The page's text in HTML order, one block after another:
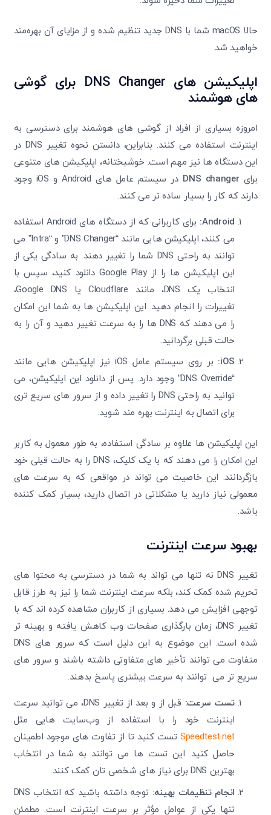
حالا macOS شما با DNS جدید تنظیم شده و از مزایای آن بهره‌مند
خواهید شد.
اپلیکیشن‌ های DNS Changer برای گوشی‌
های هوشمند
امروزه بسیاری از افراد از گوشی‌ های هوشمند برای دسترسی به
اینترنت استفاده می ‌کنند. بنابراین، دانستن نحوه تغییر DNS در
این دستگاه ‌ها نیز مهم است. خوشبختانه، اپلیکیشن ‌های متنوعی
برای DNS changer
در سیستم‌ عامل ‌های Android و iOS وجود
دارند که کار را بسیار ساده ‌تر می ‌کنند.
Android
:
برای کاربرانی که از دستگاه ‌های Android استفاده
می ‌کنند، اپلیکیشن‌ هایی مانند “DNS Changer” و “Intra” می
‌توانند به راحتی DNS شما را تغییر دهند. به سادگی یکی از
این اپلیکیشن‌ ها را از Google Play دانلود کنید، سپس با
انتخاب یک DNS، مانند Cloudflare یا Google DNS،
تغییرات را انجام دهید. این اپلیکیشن ‌ها به شما این امکان
را می ‌دهند که DNS‌
ها را به سرعت تغییر دهید و آن را به
حالت قبلی برگردانید.
iOS
:
بر روی سیستم ‌عامل iOS نیز اپلیکیشن‌ هایی مانند
“DNS Override” وجود دارد. پس از دانلود این اپلیکیشن، می
‌توانید به راحتی DNS را تغییر داده و از سرور های سریع ‌تری
برای اتصال به اینترنت بهره ‌مند شوید.
این اپلیکیشن‌ ها علاوه بر سادگی استفاده، به طور معمول به کاربر
این امکان را می‌ دهند که با یک کلیک، DNS را به حالت قبلی خود
بازگردانند. این خاصیت می‌ تواند در مواقعی که به سرعت‌ های
معمولی نیاز دارید یا مشکلاتی در اتصال دارید، بسیار کمک‌ کننده
باشد.
بهبود سرعت اینترنت
تغییر DNS نه تنها می ‌تواند به شما در دسترسی به محتوا های
تحریم ‌شده کمک کند، بلکه سرعت اینترنت شما را نیز به طرز قابل
توجهی افزایش می ‌دهد. بسیاری از کاربران مشاهده کرده ‌اند که با
تغییر DNS، زمان بارگذاری صفحات وب کاهش یافته و بهینه ‌تر
شده است. این موضوع به این دلیل است که سرور های DNS
متفاوت می ‌توانند تأخیر های متفاوتی داشته باشند و سرور های
سریع‌ تر می ‌توانند به سرعت بیشتری پاسخ بدهند.
تست سرعت:
قبل از و بعد از تغییر DNS، می‌ توانید سرعت
اینترنت خود را با استفاده از وب‌سایت‌ هایی مثل
Speedtest.net تست کنید تا از تفاوت ‌های موجود اطمینان
حاصل کنید. این تست ‌ها می‌ توانند به شما در انتخاب
بهترین DNS برای نیاز های شخصی‌ تان کمک کنند.
انجام تنظیمات بهینه:
توجه داشته باشید که انتخاب DNS
تنها یکی از عوامل مؤثر بر سرعت اینترنت است. مطمئن
کد ارسال شده را وارد کنید
ویرایش شماره موبایل
تایید کد
متوجه شدم